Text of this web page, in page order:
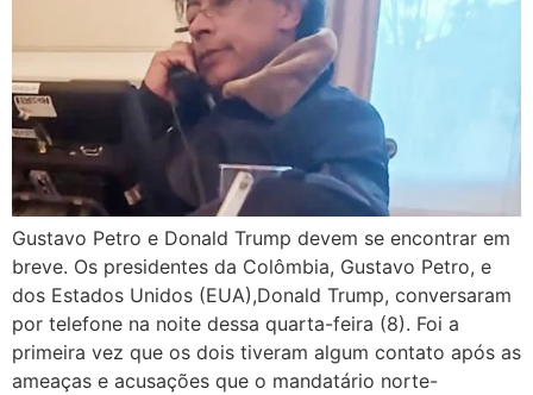
Gustavo Petro e Donald Trump devem se encontrar em
breve. Os presidentes da Colômbia, Gustavo Petro, e
dos Estados Unidos (EUA),Donald Trump, conversaram
por telefone na noite dessa quarta-feira (8). Foi a
primeira vez que os dois tiveram algum contato após as
ameaças e acusações que o mandatário norte-